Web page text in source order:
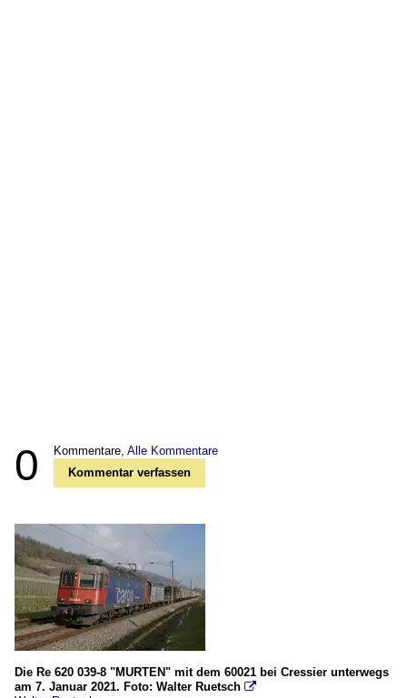
0 Kommentare, Alle Kommentare
Kommentar verfassen
Die Re 620 039-8 "MURTEN" mit dem 60021 bei Cressier unterwegs
am 7. Januar 2021. Foto: Walter Ruetsch 